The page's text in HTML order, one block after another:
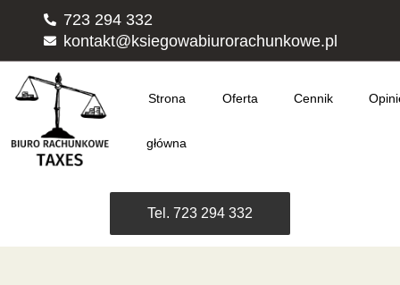
723 294 332
kontakt@ksiegowabiurorachunkowe.pl
Strona
główna
Oferta Cennik
Tel. 723 294 332